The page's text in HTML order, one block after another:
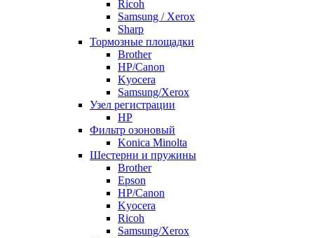
Ricoh
Samsung / Xerox
Sharp
Тормозные площадки
Brother
HP/Canon
Kyocera
Samsung/Xerox
Узел регистрации
HP
Фильтр озоновый
Konica Minolta
Шестерни и пружины
Brother
Epson
HP/Canon
Kyocera
Ricoh
Samsung/Xerox